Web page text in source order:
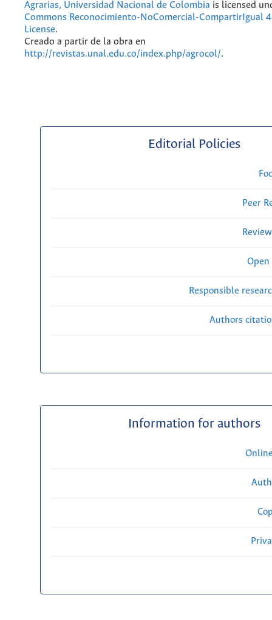
Agrarias, Universidad Nacional de Colombia is licensed
Commons Reconocimiento-NoComercial-CompartirIgual
License.
Creado a partir de la obra en
http://revistas.unal.edu.co/index.php/agrocol/.
Editorial Policies
Peer
Open
Responsible
Authors
Information for authors